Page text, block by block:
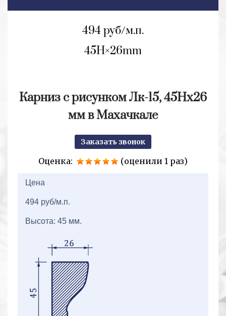
494 руб/м.п.
45H 26mm
Карниз с рисунком Лк-15, 45Нx26
мм в Махачкале
Заказать звонок
Оценка:
(оценили 1 раз)
Цена
494 руб/м.п.
Высота: 45 мм.